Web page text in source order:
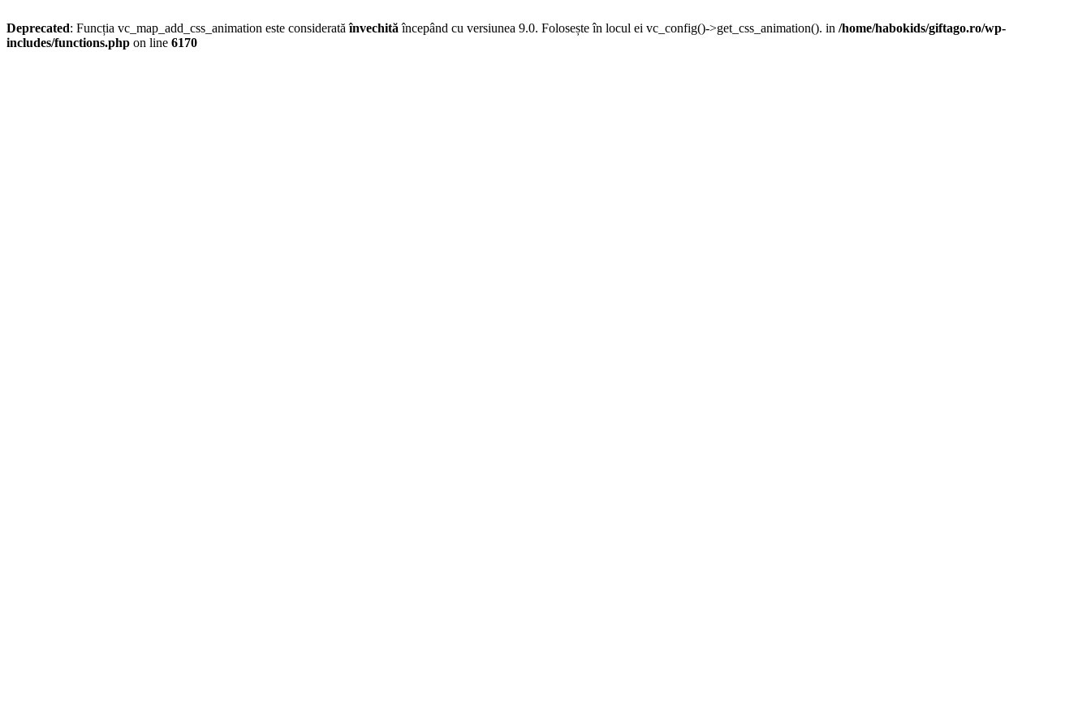
Deprecated: Funcția vc_map_add_css_animation este consideratăînvechită începând cu versiunea 9.0. Folosește în locul ei vc_config()->get_css_animation(). in /home/habokids/giftago.ro/wp-
includes/functions.php on line 6170